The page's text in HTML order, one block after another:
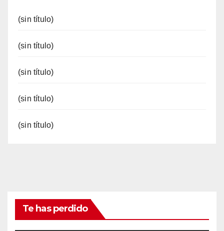
(sin título)
(sin título)
(sin título)
(sin título)
(sin título)
Te has perdido